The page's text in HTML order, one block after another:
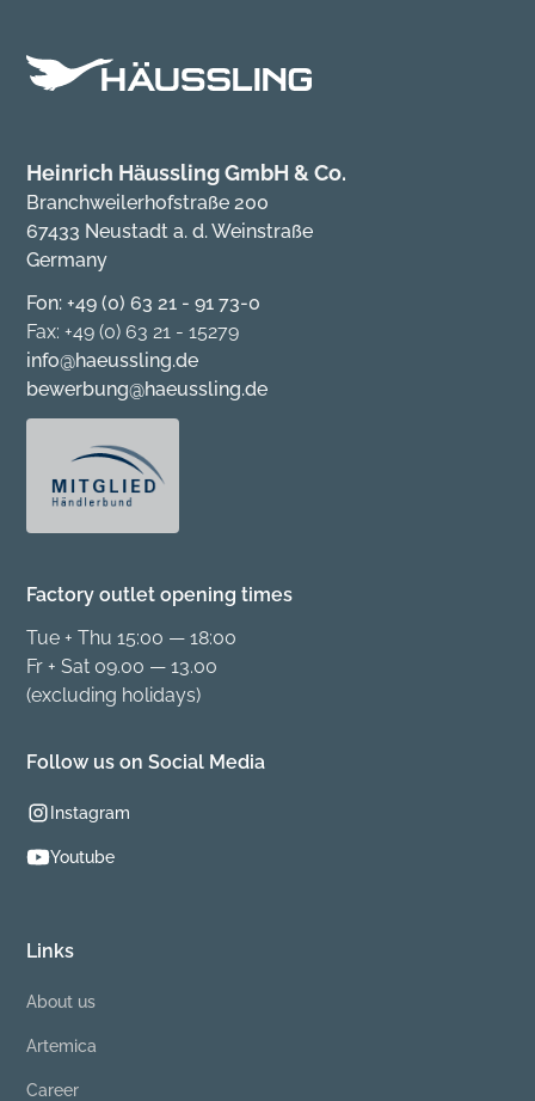
Heinrich Häussling GmbH & Co.
Branchweilerhofstraße 200
67433 Neustadt a. d. Weinstraße
Germany
Fon: +49 (0) 63 21 - 91 73-0
Fax: +49 (0) 63 21 - 15279
info@haeussling.de
bewerbung@haeussling.de
Factory outlet opening times
Tue + Thu 15:00 — 18:00
Fr + Sat 09.00 — 13.00
(excluding holidays)
Follow us on Social Media
Instagram
Youtube
Links
About us
Artemica
Career